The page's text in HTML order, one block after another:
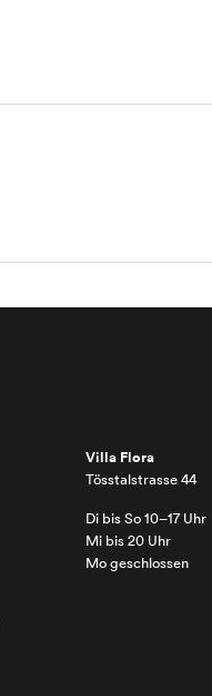
Villa Flora
Tösstalstrasse 44
Di bis So 10–17 Uhr
Mi bis 20 Uhr
Mo geschlossen